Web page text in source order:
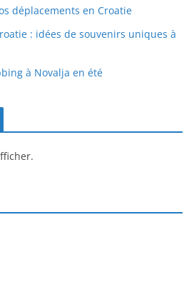
déplacements en Croatie
: idées de souvenirs uniques à
à Novalja en été